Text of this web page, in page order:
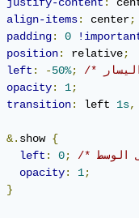
justify-content :
align-items: center;
padding: 0
position: relative;
left : -50%;
opacity: 1;
transition: left 1s,
&. show {
left : 0;
opacity: 1;
}